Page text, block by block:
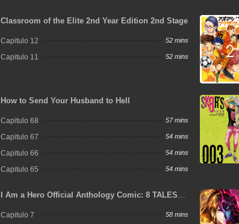
Classroom of the Elite 2nd Year Edition 2nd Stage
Capitulo 12 52 mins
Capitulo 11 52 mins
How to Send Your Husband to Hell
Capitulo 68 57 mins
Capitulo 67 54 mins
Capitulo 66 54 mins
Capitulo 65 54 mins
I Am a Hero Official Anthology Comic: 8 TALES
Capitulo 7 58 mins